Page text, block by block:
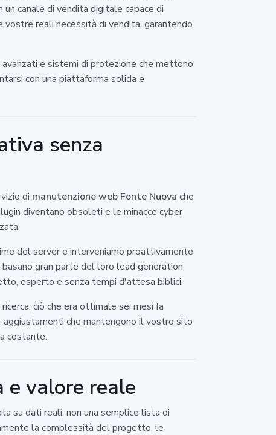
canale di vendita digitale capace di
reali necessità di vendita, garantendo
e sistemi di protezione che mettono
con una piattaforma solida e
senza
di manutenzione web Fonte Nuova che
diventano obsoleti e le minacce cyber
del server e interveniamo proattivamente
gran parte del loro lead generation
esperto e senza tempi d'attesa biblici.
ciò che era ottimale sei mesi fa
che mantengono il vostro sito
costante.
e valore reale
su dati reali, non una semplice lista di
la complessità del progetto, le